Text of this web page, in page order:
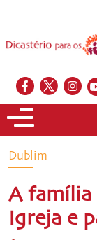
Dublim
A família
Igreja e